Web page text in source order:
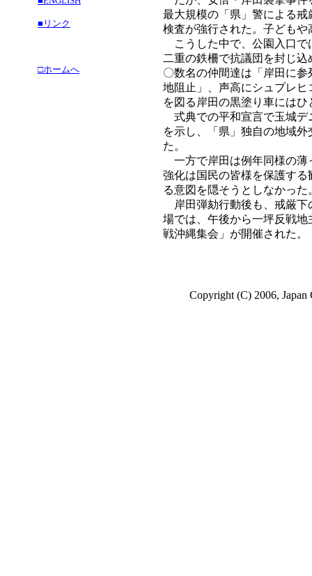
■リンク
□ホームへ
最大規模の「県」警による
検査が強行された。子ども
こうした中で、公園入口で
二重の鉄柵で抗議団を封じ
〇数名の仲間達は「岸田に
地阻止」、声高にシュプレ
を図る岸田の黒塗り車には
式典での平和宣言で玉城デ
を示し、「県」独自の地域
た。
一方で岸田は例年同様の薄
強化は国民の皆様を保護す
る意図を隠そうとしなかっ
岸田弾劾行動後も、戒厳下
場では、午後から一坪反戦
戦沖縄集会」が開催された。
Copyright (C) 2006, Japan